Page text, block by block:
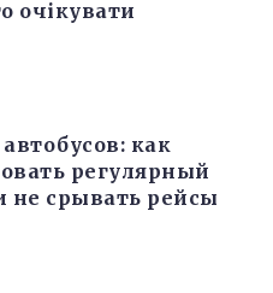
очікувати
как
регулярный
не срывать рейсы